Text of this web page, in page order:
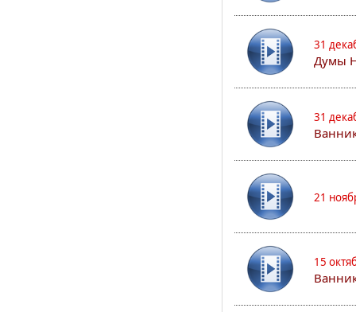
31
Думы
31
21
15